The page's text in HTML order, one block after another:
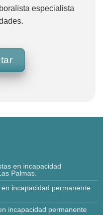
especialista
en incapacidad
Palmas.
incapacidad permanente
incapacidad permanente